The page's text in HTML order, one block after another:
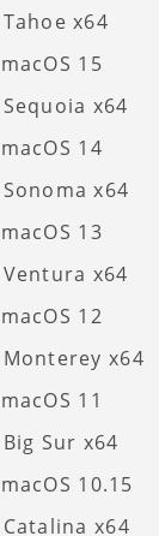
Tahoe x64
macOS 15
Sequoia x64
macOS 14
Sonoma x64
macOS 13
Ventura x64
macOS 12
Monterey x64
macOS 11
Big Sur x64
macOS 10.15
Catalina x64